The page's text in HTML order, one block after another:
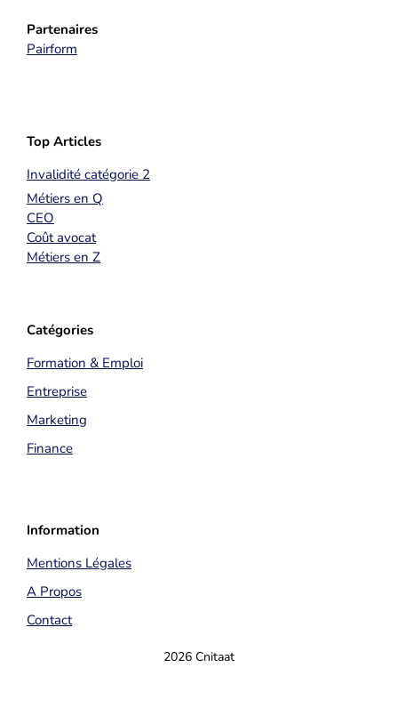
Partenaires
Pairform
Top Articles
Invalidité catégorie 2
Métiers en Q
CEO
Coût avocat
Métiers en Z
Catégories
Formation & Emploi
Entreprise
Marketing
Finance
Information
Mentions Légales
A Propos
Contact
2026 Cnitaat